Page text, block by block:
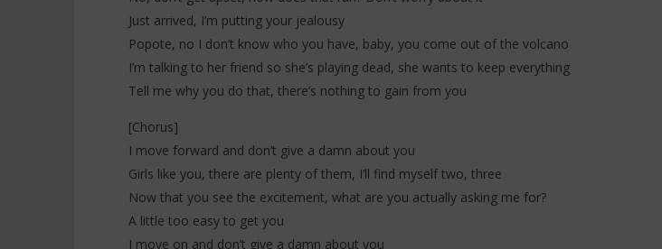
Just arrived, I’m putting your jealousy
Popote, no I don’t know who you have, baby, you come out of the volcano
I’m talking to her friend so she’s playing dead, she wants to keep everything
Tell me why you do that, there’s nothing to gain from you
[Chorus]
I move forward and don’t give a damn about you
Girls like you, there are plenty of them, I’ll find myself two, three
Now that you see the excitement, what are you actually asking me for?
A little too easy to get you
I move on and don’t give a damn about you